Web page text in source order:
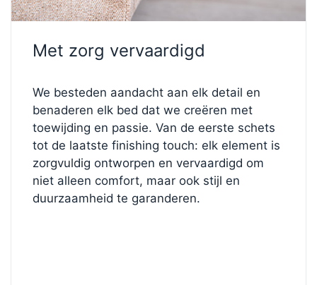
moderne stijl. Dit geeft het een lichte, zwevende
stabiliteit. De in Rough Dark Bluegestoffeerde
duurzaam, tactiel en rijk van toon, voor een
gedurfde maar tijdloze uitstraling.
Ontwerp je perfecte bed
Wilt u de stof, het hoofdbord of het comfortniveau
veranderen?
Bezoek onze Bed Configuratoren creëer uw
droombed. Ontdek eindeloze combinaties van
Met zorg vervaardigd
We besteden aandacht aan elk detail en
benaderen elk bed dat we creëren met
toewijding en passie. Van de eerste schets
tot de laatste finishing touch: elk element is
zorgvuldig ontworpen en vervaardigd om
niet alleen comfort, maar ook stijl en
duurzaamheid te garanderen.